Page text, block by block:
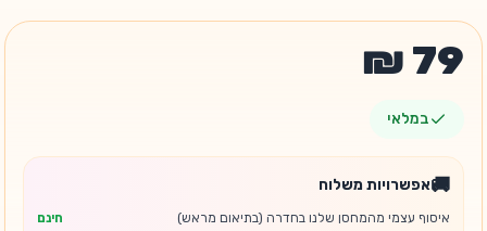
במלאי
🚚אפשרויות משלוח
איסוף עצמי מהמחסן שלנו בחדרה (בתיאום מראש)
חינם